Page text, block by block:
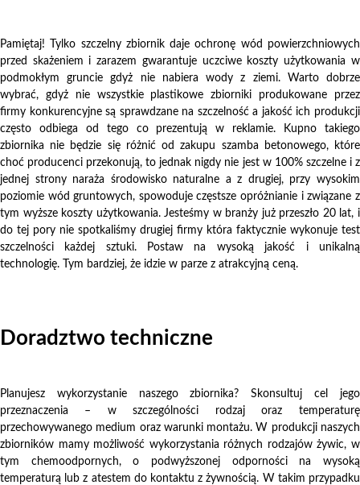
Pamiętaj! Tylko szczelny zbiornik daje ochronę wód powierzchniowych
przed skażeniem i zarazem gwarantuje uczciwe koszty użytkowania w
podmokłym gruncie gdyż nie nabiera wody z ziemi. Warto dobrze
wybrać, gdyż nie wszystkie plastikowe zbiorniki produkowane przez
firmy konkurencyjne są sprawdzane na szczelność a jakość ich produkcji
często odbiega od tego co prezentują w reklamie. Kupno takiego
zbiornika nie będzie się różnić od zakupu szamba betonowego, które
choć producenci przekonują, to jednak nigdy nie jest w 100% szczelne i z
jednej strony naraża środowisko naturalne a z drugiej, przy wysokim
poziomie wód gruntowych, spowoduje częstsze opróżnianie i związane z
tym wyższe koszty użytkowania. Jesteśmy w branży już przeszło 20 lat, i
do tej pory nie spotkaliśmy drugiej firmy która faktycznie wykonuje test
szczelności każdej sztuki. Postaw na wysoką jakość i unikalną
technologię. Tym bardziej, że idzie w parze z atrakcyjną ceną.
Doradztwo techniczne
Planujesz wykorzystanie naszego zbiornika? Skonsultuj cel jego
przeznaczenia – w szczególności rodzaj oraz temperaturę
przechowywanego medium oraz warunki montażu. W produkcji naszych
zbiorników mamy możliwość wykorzystania różnych rodzajów żywic, w
tym chemoodpornych, o podwyższonej odporności na wysoką
temperaturą lub z atestem do kontaktu z żywnością. W takim przypadku